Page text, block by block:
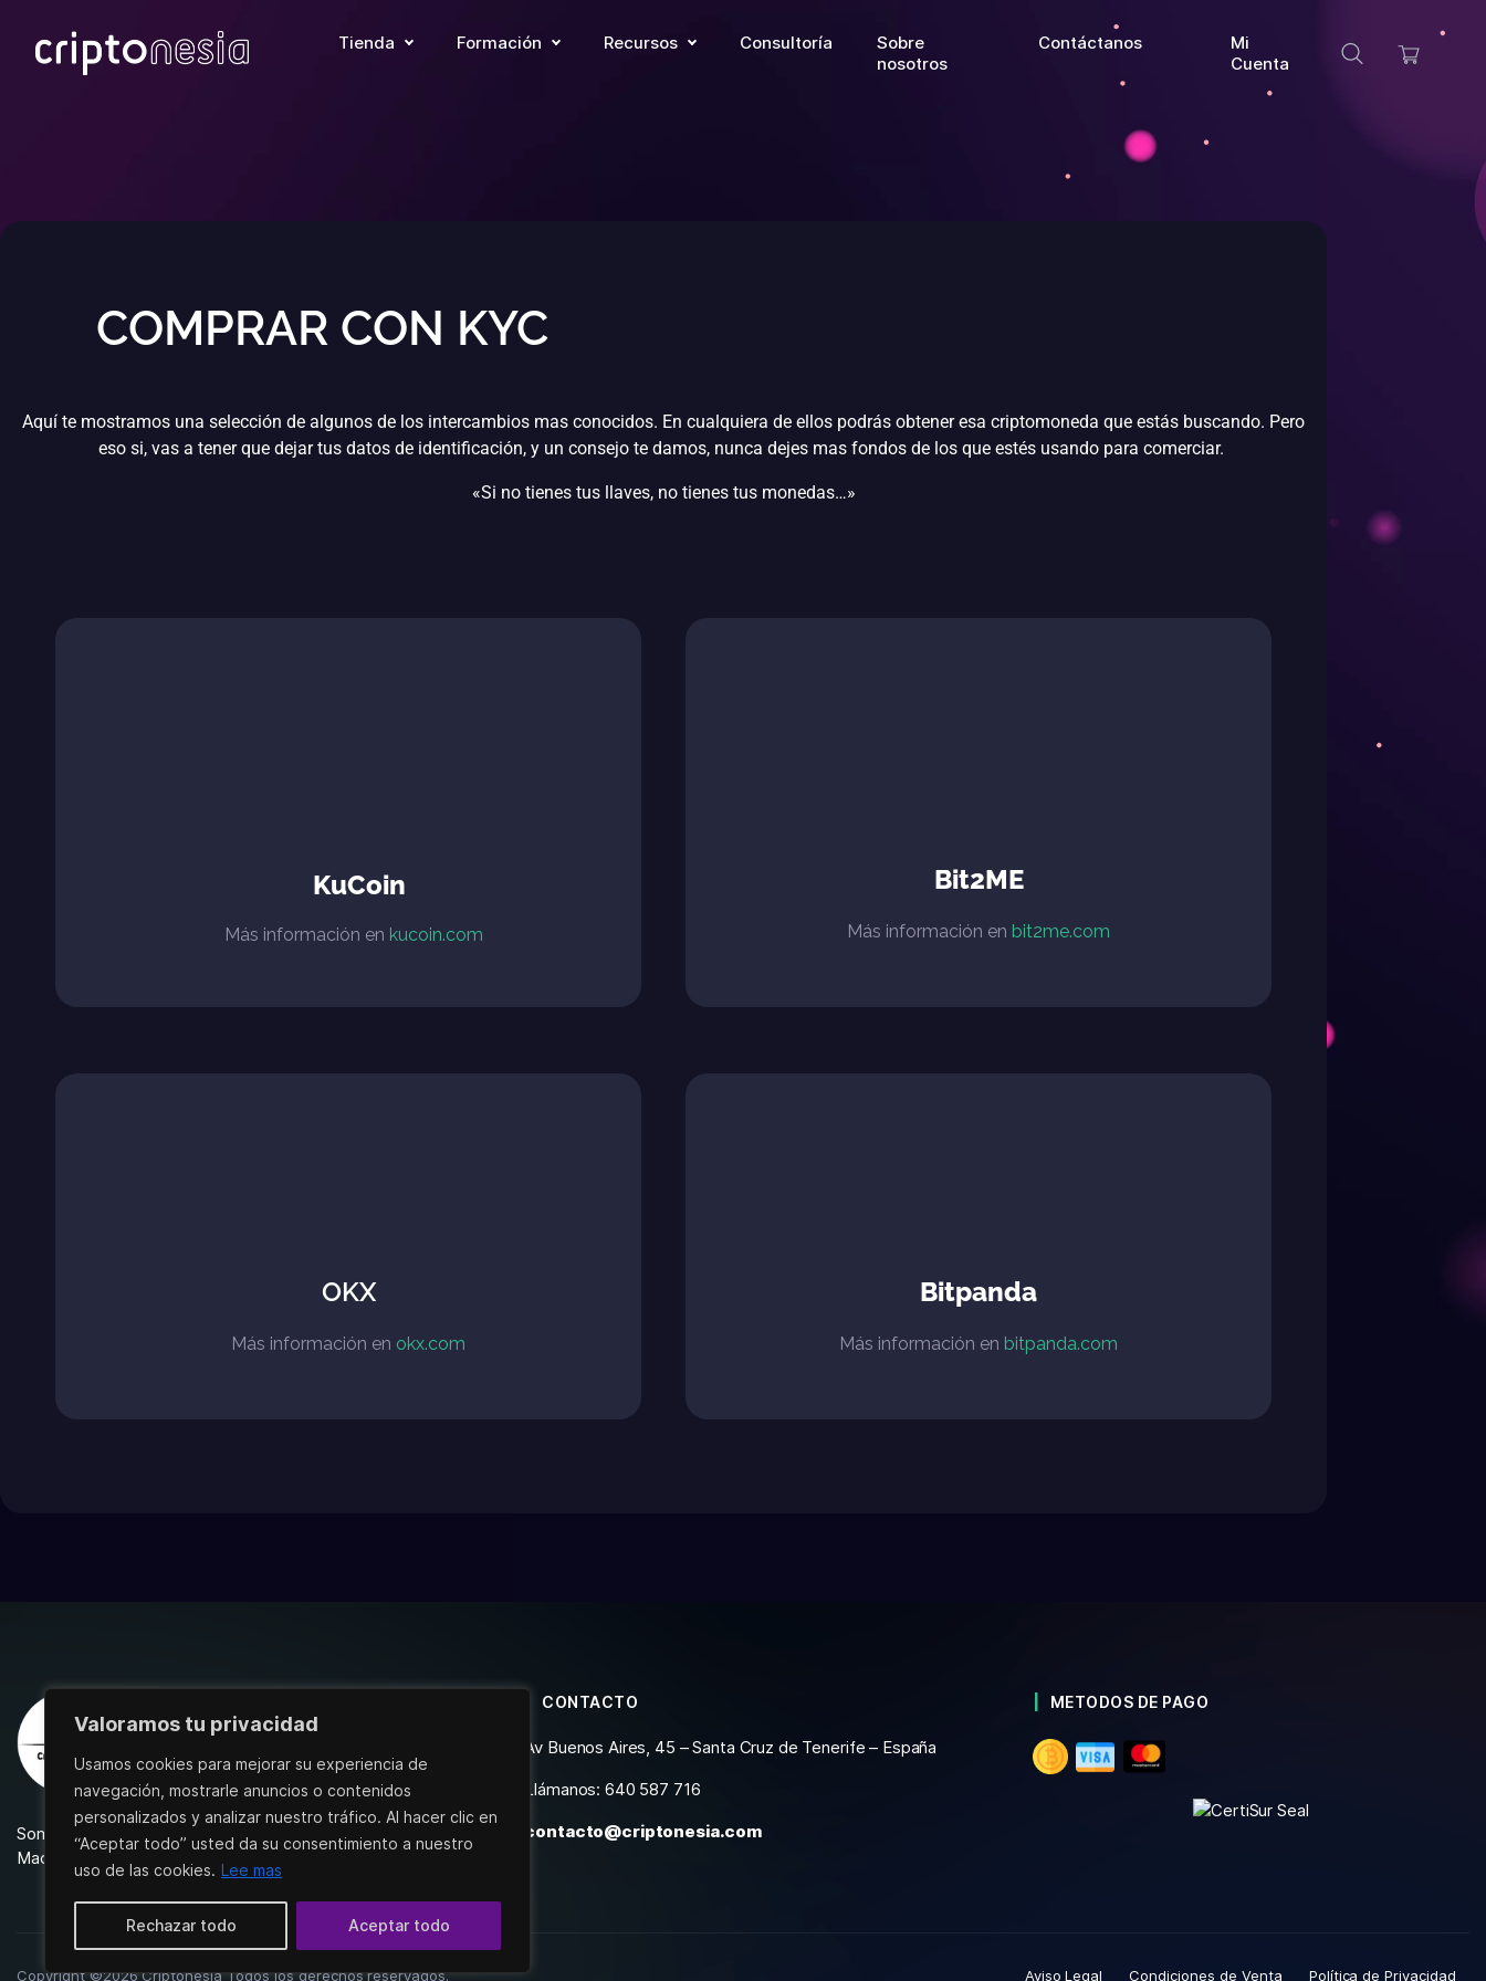
Valoramos tu privacidad
Usamos cookies para mejorar su experiencia de
navegación, mostrarle anuncios o contenidos
personalizados y analizar nuestro tráfico. Al hacer clic en
“Aceptar todo” usted da su consentimiento a nuestro
uso de las cookies. Lee mas
Rechazar todo Aceptar todo
Tienda Formación Recursos Consultoría
Sobre
nosotros
Contáctanos
Mi
Cuenta
COMPRAR CON KYC
Aquí te mostramos una selección de algunos de los intercambios mas conocidos. En cualquiera de ellos podrás obtener esa criptomoneda que estás buscando. Pero
eso si, vas a tener que dejar tus datos de identificación, y un consejo te damos, nunca dejes mas fondos de los que estés usando para comerciar.
«Si no tienes tus llaves, no tienes tus monedas…»
KuCoin
Más información en kucoin.com
Bit2ME
Más información en bit2me.com
OKX
Más información en okx.com
Bitpanda
Más información en bitpanda.com
Somos un proyecto nacido en el Átlantico para la
Macaronesia.
CONTACTO
Av Buenos Aires, 45 – Santa Cruz de Tenerife – España
Llámanos: 640 587 716
contacto@criptonesia.com
METODOS DE PAGO
Copyright ©2026 Criptonesia Todos los derechos reservados. Aviso Legal Condiciones de Venta Política de Privacidad